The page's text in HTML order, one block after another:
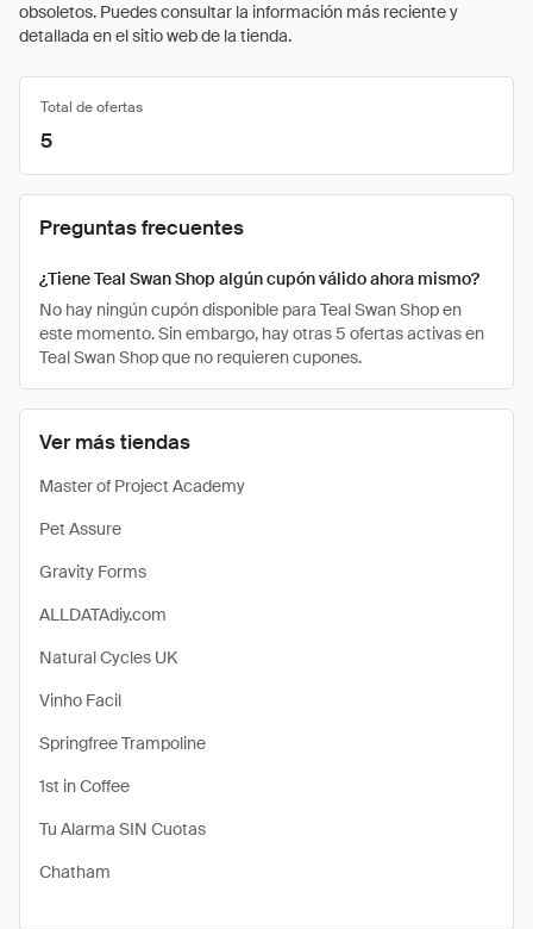
obsoletos. Puedes consultar la información más reciente y
detallada en el sitio web de la tienda.
Ver más tiendas
Master of Project Academy
Pet Assure
Gravity Forms
ALLDATAdiy.com
Natural Cycles UK
Vinho Facil
Springfree Trampoline
1st in Coffee
Tu Alarma SIN Cuotas
Chatham
Total de ofertas
5
Preguntas frecuentes
¿Tiene Teal Swan Shop algún cupón válido ahora mismo?
No hay ningún cupón disponible para Teal Swan Shop en
este momento. Sin embargo, hay otras 5 ofertas activas en
Teal Swan Shop que no requieren cupones.